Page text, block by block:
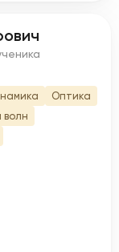
Оптика
волн